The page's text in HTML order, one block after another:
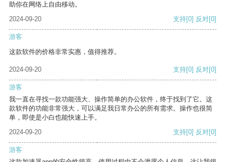
助你在网络上自由移动。
2024-09-20
支持[0] 反对[0]
游客
这款软件的价格非常实惠，值得推荐。
2024-09-20 支持[0] 反对[0]
游客
我一直在寻找一款功能强大、操作简单的办公软件，终于找到了它。这
款软件的功能非常强大，可以满足我日常办公的所有需求。操作也很简
单，即使是小白也能快速上手。
2024-09-20
支持[0] 反对[0]
游客